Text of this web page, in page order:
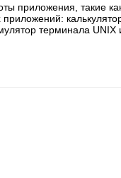
приложения, такие
терминала UNIX